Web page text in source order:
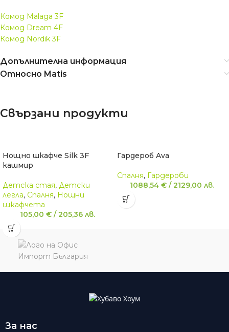
Комод Malaga 3F
Комод Dream 4F
Комод Nordik 3F
Допълнителна информация
Относно Matis
Свързани продукти
Нощно шкафче Silk 3F
кашмир
Детскa стая, Детски
легла, Спалня, Нощни
шкафчета
105,00 € /205,36 лв.
Гардероб Ava
Спалня, Гардероби
1088,54 € /2129,00 лв.
За нас